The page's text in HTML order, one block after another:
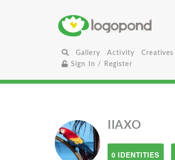
Gallery Activity
Creatives
Sign In / Register
IIAXO
0 IDENTITIES